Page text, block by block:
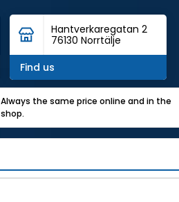
Hantverkaregatan 2
76130 Norrtälje
Find us
Always the same price online and in the
shop.